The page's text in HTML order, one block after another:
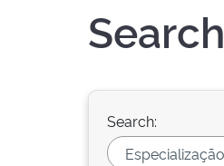
Search
Search: